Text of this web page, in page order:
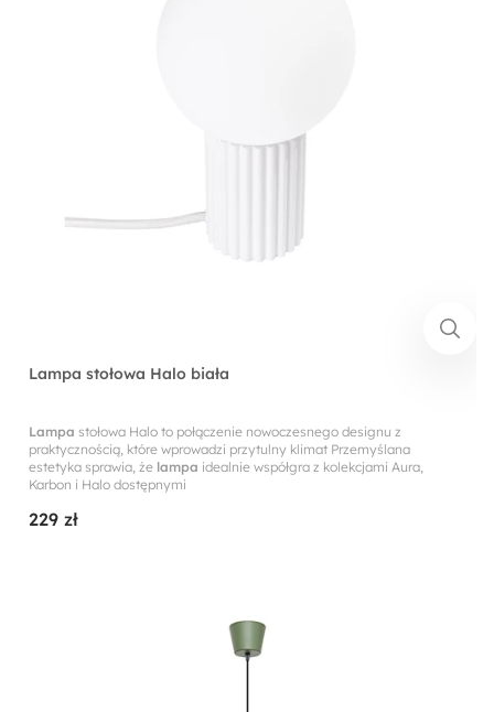
Lampa stołowa Halo biała
Lampa stołowa Halo to połączenie nowoczesnego designu z
praktycznością, które wprowadzi przytulny klimat Przemyślana
estetyka sprawia, że lampa idealnie współgra z kolekcjami Aura,
Karbon i Halo dostępnymi
229 zł